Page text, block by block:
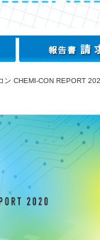
ン CHEMI-CON REPORT